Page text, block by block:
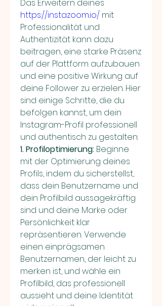
https://instazoom.io/ mit
Professionalität und
Authentizität kann dazu
beitragen, eine starke Präsenz
auf der Plattform aufzubauen
und eine positive Wirkung auf
deine Follower zu erzielen. Hier
sind einige Schritte, die du
befolgen kannst, um dein
Instagram-Profil professionell
und authentisch zu gestalten:
1. Profiloptimierung: Beginne
mit der Optimierung deines
Profils, indem du sicherstellst,
dass dein Benutzername und
dein Profilbild aussagekräftig
sind und deine Marke oder
Persönlichkeit klar
repräsentieren. Verwende
einen einprägsamen
Benutzernamen, der leicht zu
merken ist, und wähle ein
Profilbild, das professionell
aussieht und deine Identität